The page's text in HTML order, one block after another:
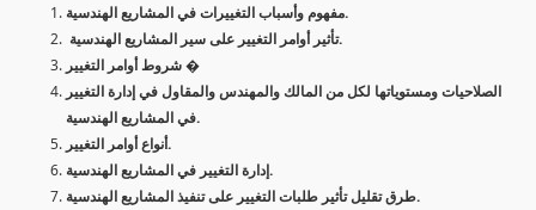
مفهوم وأسباب التغييرات في المشاريع الهندسية.
تأثير أوامر التغيير على سير المشاريع الهندسية.
شروط أوامر التغيير �
الصلاحيات ومستوياتها لكل من المالك والمهندس والمقاول في إدارة التغيير
في المشاريع الهندسية.
أنواع أوامر التغيير.
إدارة التغيير في المشاريع الهندسية.
طرق تقليل تأثير طلبات التغيير على تنفيذ المشاريع الهندسية.